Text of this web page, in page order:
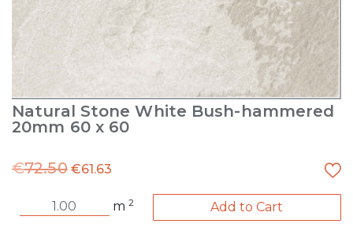
Natural Stone White Bush-hammered
20mm 60 x 60
€72.50 €61.63
m2 Add to Cart